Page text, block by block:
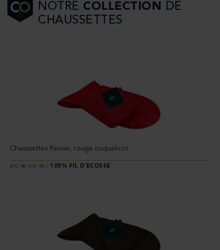
NOTRE COLLECTION DE
CHAUSSETTES
Chaussettes Rainier, rouge coquelicot
DU 40 AU 45 / 100% FIL D’ECOSSE